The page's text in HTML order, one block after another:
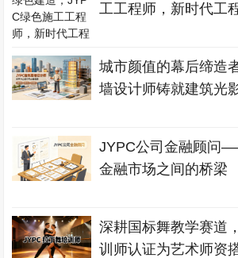
工工程师，新时代工
城市颜值的幕后缔造
墙设计师铸就建筑光
JYPC公司金融顾问
金融市场之间的桥梁
深耕国标舞教学赛道
训师认证为艺术师资